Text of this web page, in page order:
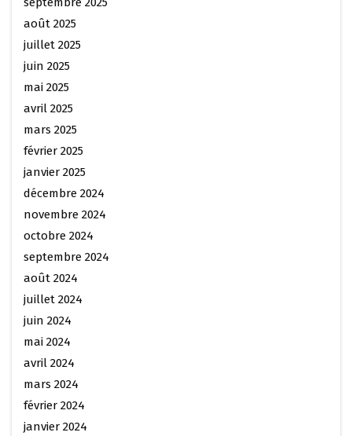
août 2025
juillet 2025
juin 2025
mai 2025
avril 2025
mars 2025
février 2025
janvier 2025
décembre 2024
novembre 2024
octobre 2024
septembre 2024
août 2024
juillet 2024
juin 2024
mai 2024
avril 2024
mars 2024
février 2024
janvier 2024